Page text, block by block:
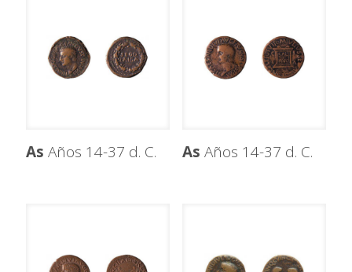
As Años 14-37 d. C. As Años 14-37 d. C.